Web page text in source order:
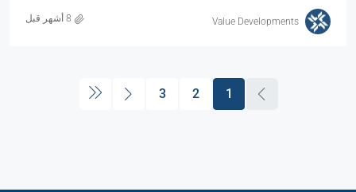
Value Developments
1
2
3